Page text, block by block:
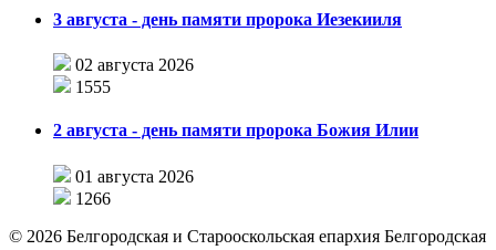
3 августа - день памяти пророка Иезекииля
02 августа 2026
1555
2 августа - день памяти пророка Божия Илии
01 августа 2026
1266
© 2026 Белгородская и Старооскольская епархия Белгородская